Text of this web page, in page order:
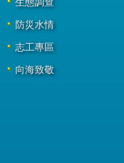
生態調查
防災水情
志工專區
向海致敬